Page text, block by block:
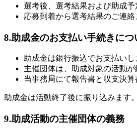
選考後、選考結果および助成
応募到着から選考結果のご連絡
8.助成金のお支払い手続きにつ
助成金は銀行振込でお支払い
主催団体は、助成対象の活動
当事務局にて報告書と収支決
助成金は活動終了後に振り込みます。
9.助成活動の主催団体の義務